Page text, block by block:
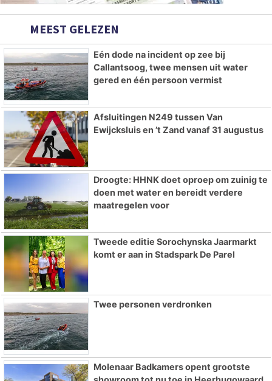
MEEST GELEZEN
Eén dode na incident op zee bij
Callantsoog, twee mensen uit water
gered en één persoon vermist
Afsluitingen N249 tussen Van
Ewijcksluis en ’t Zand vanaf 31 augustus
Droogte: HHNK doet oproep om zuinig te
doen met water en bereidt verdere
maatregelen voor
Tweede editie Sorochynska Jaarmarkt
komt er aan in Stadspark De Parel
Twee personen verdronken
Molenaar Badkamers opent grootste